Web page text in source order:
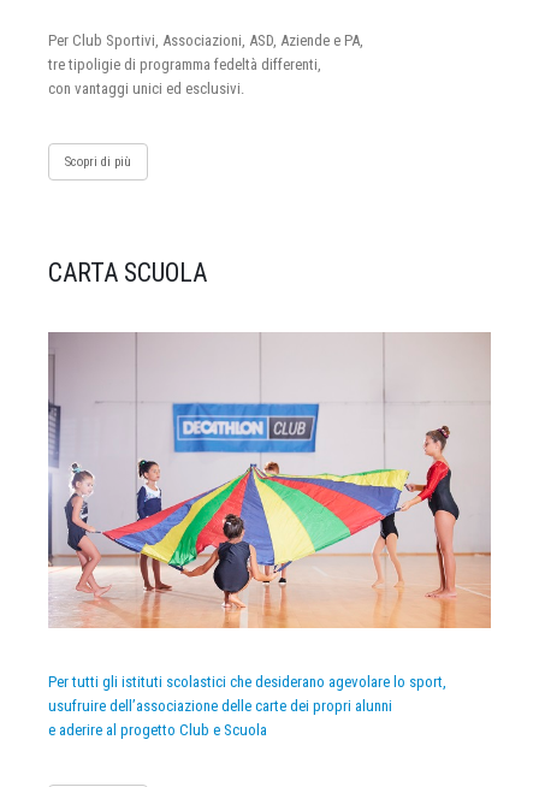
Per Club Sportivi, Associazioni, ASD, Aziende e PA,
tre tipoligie di programma fedeltà differenti,
con vantaggi unici ed esclusivi.
Scopri di più
CARTA SCUOLA
Per tutti gli istituti scolastici che desiderano agevolare lo sport,
usufruire dell’associazione delle carte dei propri alunni
e aderire al progetto Club e Scuola